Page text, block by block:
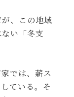
、この地域
い「冬支
では、薪ス
ている。そ